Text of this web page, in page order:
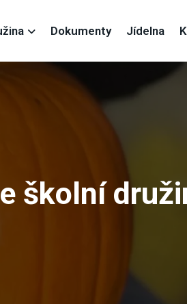
Dokumenty Jídelna
školní